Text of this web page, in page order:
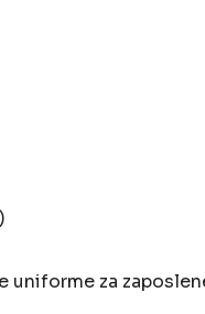
uniforme za